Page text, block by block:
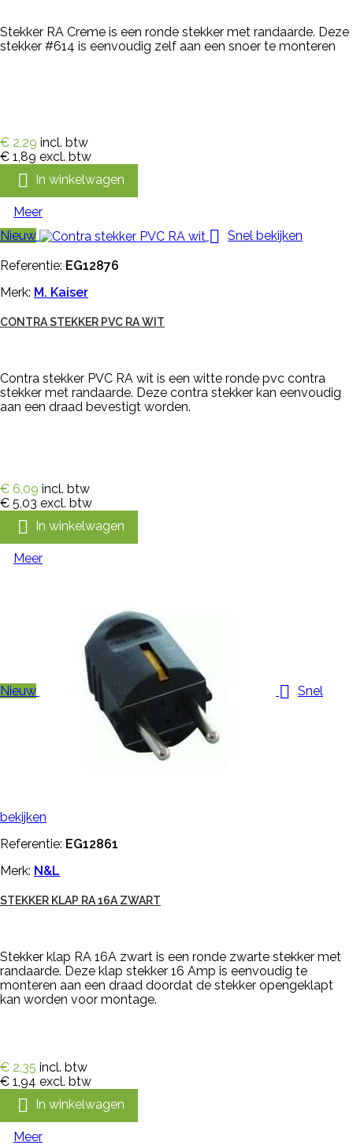
Stekker RA Creme is een ronde stekker met randaarde. Deze
stekker #614 is eenvoudig zelf aan een snoer te monteren
€ 2,29 incl. btw
€ 1,89 excl. btw
 In winkelwagen
Meer
Nieuw
 Snel bekijken
Referentie: EG12876
Merk: M. Kaiser
CONTRA STEKKER PVC RA WIT
Contra stekker PVC RA wit is een witte ronde pvc contra
stekker met randaarde. Deze contra stekker kan eenvoudig
aan een draad bevestigt worden.
€ 6,09 incl. btw
€ 5,03 excl. btw
 In winkelwagen
Meer
Nieuw  Snel
bekijken
Referentie: EG12861
Merk: N&L
STEKKER KLAP RA 16A ZWART
Stekker klap RA 16A zwart is een ronde zwarte stekker met
randaarde. Deze klap stekker 16 Amp is eenvoudig te
monteren aan een draad doordat de stekker opengeklapt
kan worden voor montage.
€ 2,35 incl. btw
€ 1,94 excl. btw
 In winkelwagen
Meer